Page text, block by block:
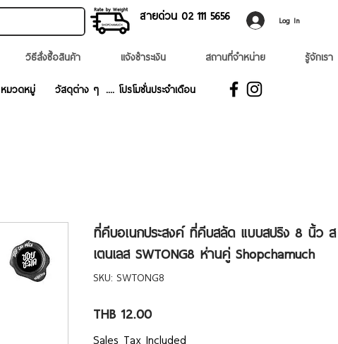
สายด่วน 02 ​111 5656 Log In
วิธีสั่งซื้อสินค้า แจ้งชำระเงิน สถานที่จำหน่าย รู้จักเรา
หมวดหมู่ วัสดุต่าง ๆ .... โปรโมชั่นประจำเดือน
ที่คีบอเนกประสงค์ ที่คีบสลัด แบบสปริง 8 นิ้ว ส
เตนเลส SWTONG8 ห่านคู่ Shopchamuch
SKU: SWTONG8
THB 12.00Price
Sales Tax Included